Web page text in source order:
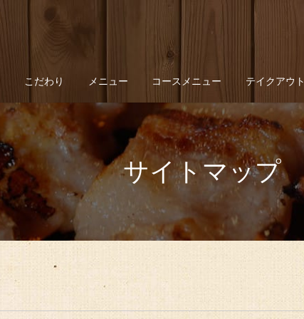
こだわり メニュー コースメニュー テイクアウト
サイトマップ